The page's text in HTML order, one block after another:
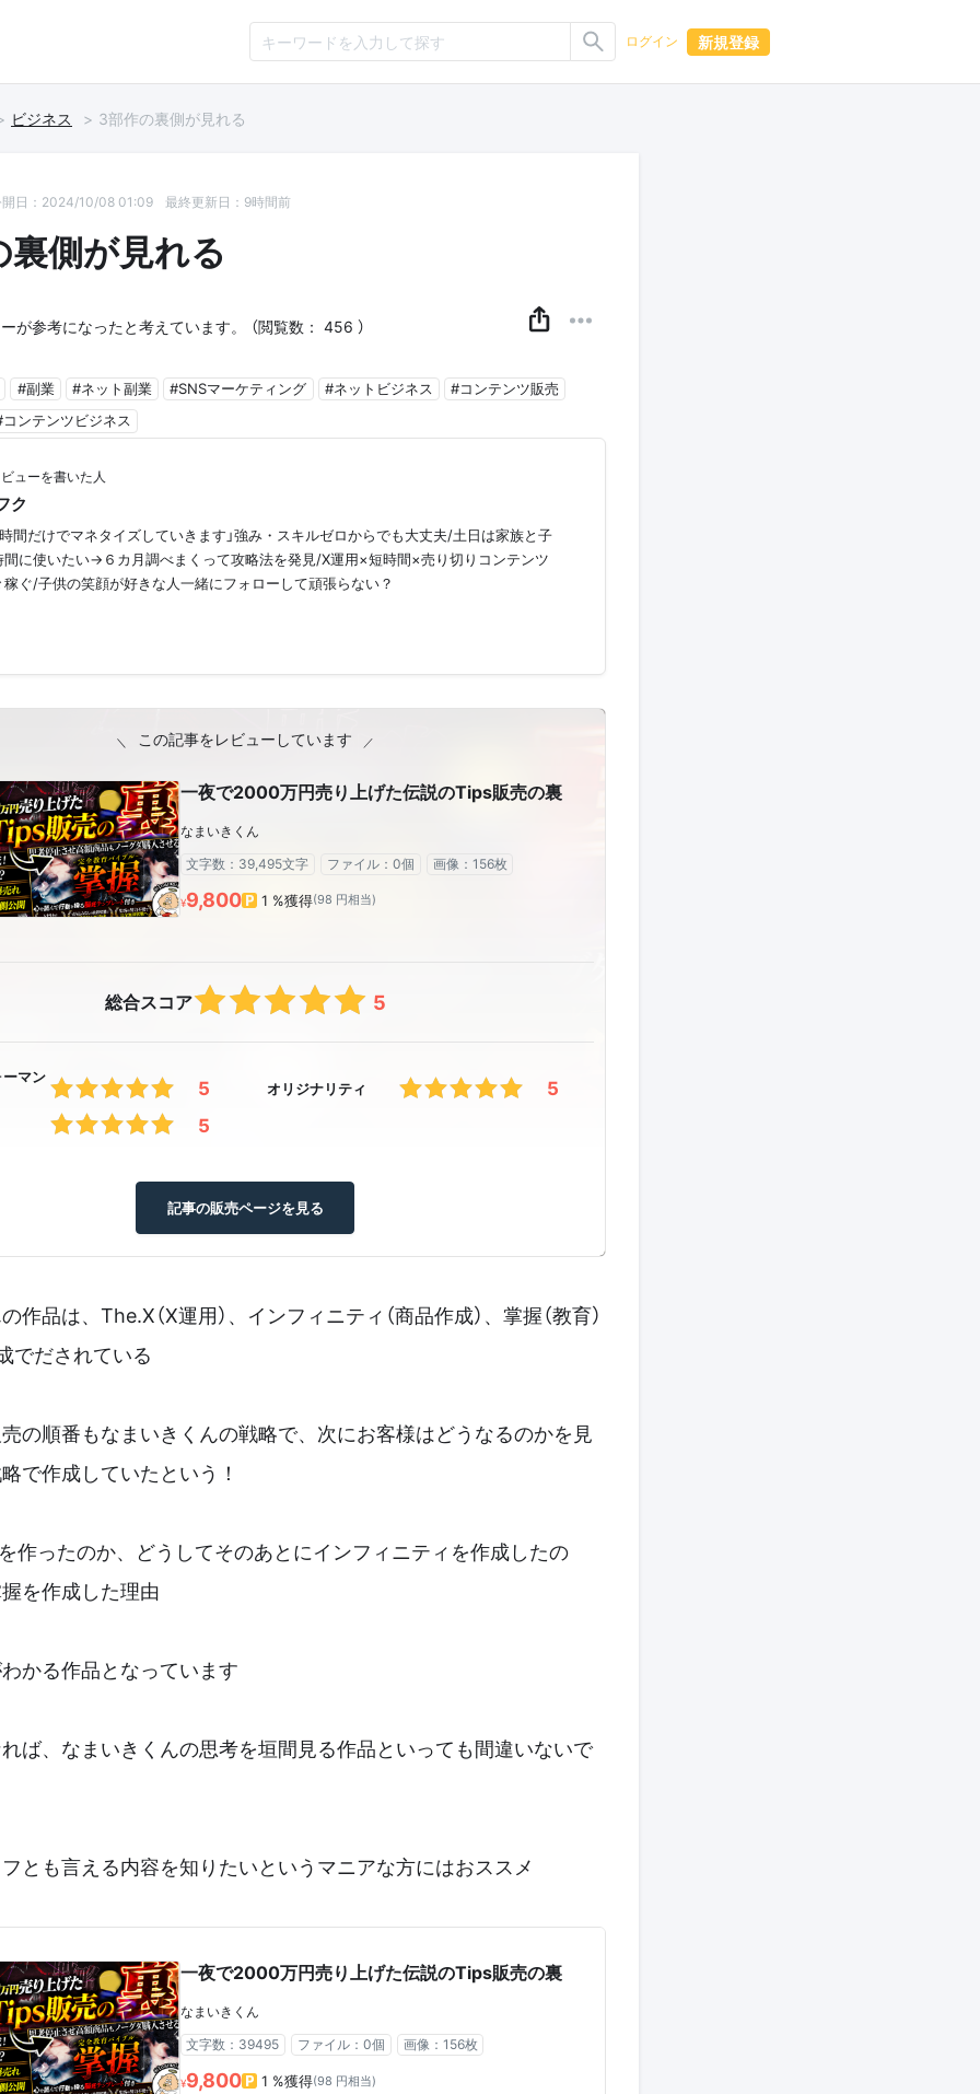
ログイン 新規登録
ビジネス 3部作の裏側が見れる
開日：2024/10/08 01:09 最終更新日：9時間前
側が見れる
が参考になったと考えています。 （閲覧数： 456 ）
#副業 #ネット副業 #SNSマーケティング #ネットビジネス
#コンテンツ販売
ンテンツビジネス
ューを書いた人
ク
時間だけでマネタイズしていきます」強み・スキルゼロからでも大丈夫/土日は家族と子
間に使いたい→６カ月調べまくって攻略法を発見/X運用×短時間×売り切りコンテンツ
稼ぐ/子供の笑顔が好きな人一緒にフォローして頑張らない？
この記事をレビューしています
一夜で2000万円売り上げた伝説のTips販売の裏
なまいきくん
文字数：39,495文字
ファイル：0個 画像：156枚
¥9,800 1 %獲得(98 円相当)
総合スコア 5
マン
5 オリジナリティ
5
5
記事の販売ページを見る
作品は、The.X（X運用）、インフィニティ（商品作成）、掌握（教育）
でだされている
の順番もなまいきくんの戦略で、次にお客様はどうなるのかを見
で作成していたという！
作ったのか、どうしてそのあとにインフィニティを作成したの
を作成した理由
かる作品となっています
ば、なまいきくんの思考を垣間見る作品といっても間違いないで
とも言える内容を知りたいというマニアな方にはおススメ
一夜で2000万円売り上げた伝説のTips販売の裏
なまいきくん
文字数：39495
ファイル：0個 画像：156枚
¥9,800 1 %獲得(98 円相当)